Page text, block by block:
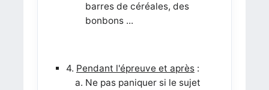
barres de céréales, des
bonbons ...
4. Pendant l'épreuve et après:
Ne pas paniquer si le sujet